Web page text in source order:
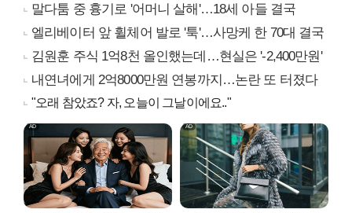
말다툼 중 흉기로 '어머니 살해'…18세 아들 결국
엘리베이터 앞 휠체어 발로 '툭'…사망케 한 70대 결국
김원훈 주식 1억8천 올인했는데…현실은 '-2,400만원'
내연녀에게 2억8000만원 연봉까지…논란 또 터졌다
"오래 참았죠? 자, 오늘이 그날이에요.."